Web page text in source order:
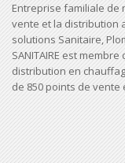
Entreprise familiale de
vente et la distribution
solutions Sanitaire,
SANITAIRE est
distribution en
de 850 points de vente